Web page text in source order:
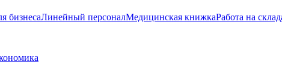
бизнесаЛинейный персоналМедицинская книжкаРабота на